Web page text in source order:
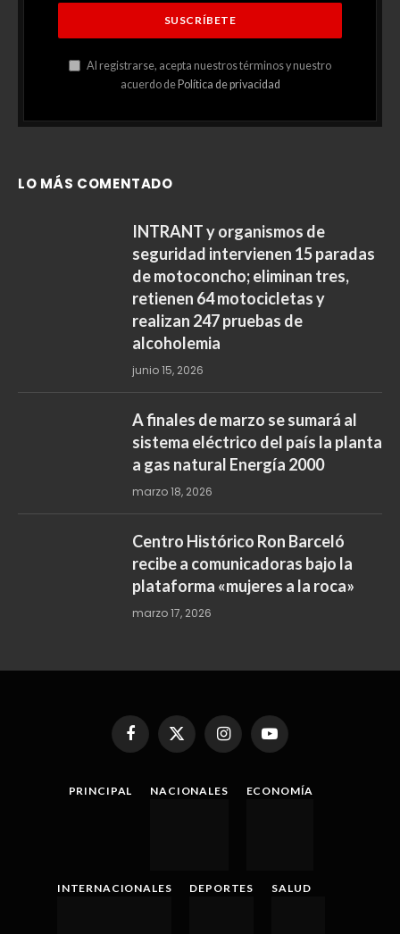
Al registrarse, acepta nuestros términos y nuestro
acuerdo de Política de privacidad
LO MÁS COMENTADO
INTRANT y organismos de
seguridad intervienen 15 paradas
de motoconcho; eliminan tres,
retienen 64 motocicletas y
realizan 247 pruebas de
alcoholemia
junio 15, 2026
A finales de marzo se sumará al
sistema eléctrico del país la planta
a gas natural Energía 2000
marzo 18, 2026
Centro Histórico Ron Barceló
recibe a comunicadoras bajo la
plataforma «mujeres a la roca»
marzo 17, 2026
FacebookX
(Twitter)
InstagramYouTube
PRINCIPAL NACIONALES ECONOMÍA
INTERNACIONALES DEPORTES SALUD